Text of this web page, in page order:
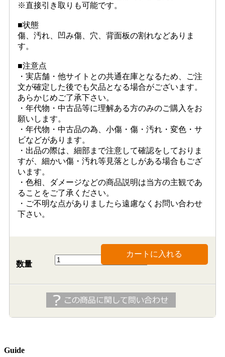
※直接引き取りも可能です。
■状態
傷、汚れ、凹み傷、穴、背面板の割れなどありま
す。
■注意点
・実店舗・他サイトとの共通在庫となるため、ご注
文が確定した後でも欠品となる場合がございます。
あらかじめご了承下さい。
・年代物・中古品等に理解ある方のみのご購入をお
願いします。
・年代物・中古品の為、小傷・傷・汚れ・変色・サ
ビなどがあります。
・出品の際は、細部まで注意して確認をしておりま
すが、細かい傷・汚れ等見落としがある場合もござ
います。
・色相、ダメージなどの商品説明は当方の主観であ
ることをご了承ください。
・ご不明な点がありましたら遠慮なくお問い合わせ
下さい。
数量
カートに入れる
Guide